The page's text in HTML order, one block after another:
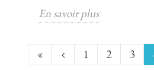
En savoir plus
1 2 3